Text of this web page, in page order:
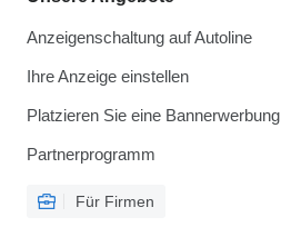
Anzeigenschaltung auf Autoline
Ihre Anzeige einstellen
Platzieren Sie eine Bannerwerbung
Partnerprogramm
Für Firmen